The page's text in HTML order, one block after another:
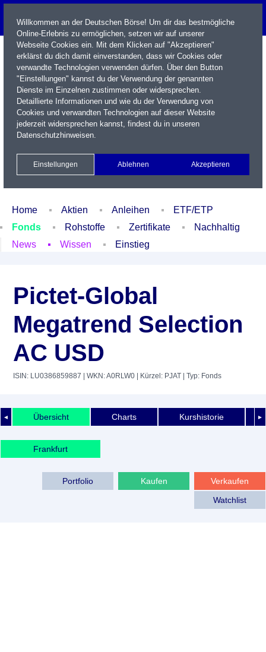
Name / WKN / ISIN / Kürzel
Xetra Realtime
Watchlist Portfolio Login
Home Aktien Anleihen
ETF/ETP
Fonds
Rohstoffe Zertifikate
Nachhaltig
News
Wissen Einstieg
Pictet-Global
Megatrend Selection
AC USD
ISIN: LU0386859887 | WKN: A0RLW0 | Kürzel: PJAT | Typ: Fonds
◄ ►
Übersicht Charts Kurshistorie
Frankfurt
Verkaufen
Kaufen
Portfolio
Watchlist
Willkommen an der Deutschen Börse! Um dir das bestmögliche
Online-Erlebnis zu ermöglichen, setzen wir auf unserer
Webseite Cookies ein. Mit dem Klicken auf "Akzeptieren"
erklärst du dich damit einverstanden, dass wir Cookies oder
verwandte Technologien verwenden dürfen. Über den Button
"Einstellungen" kannst du der Verwendung der genannten
Dienste im Einzelnen zustimmen oder widersprechen.
Detaillierte Informationen und wie du der Verwendung von
Cookies und verwandten Technologien auf dieser Website
jederzeit widersprechen kannst, findest du in unseren
Datenschutzhinweisen.
Einstellungen Ablehnen Akzeptieren